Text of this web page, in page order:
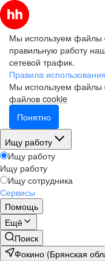
Мы используем файлы
правильную работу
сетевой трафик.
Правила
Мы используем файлы
файлов cookie
Понятно
Ищу работу
Ищу работу
Ищу работу
Ищу сотрудника
Сервисы
Помощь
Ещё
Поиск
Фокино (Брянская